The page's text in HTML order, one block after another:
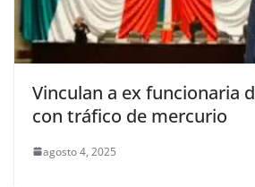
Vinculan a ex funcionaria
con tráfico de mercurio
agosto 4, 2025